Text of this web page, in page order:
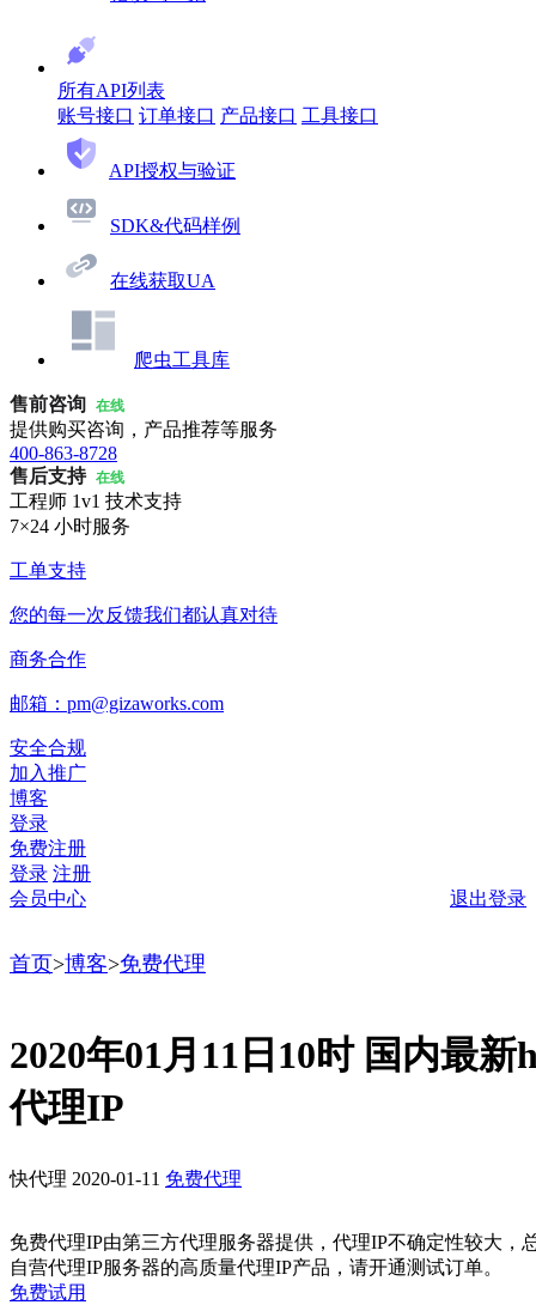
所有API列表
账号接口 订单接口 产品接口 工具接口
API授权与验证
SDK&代码样例
在线获取UA
爬虫工具库
售前咨询 在线
提供购买咨询，产品推荐等服务
400-863-8728
售后支持 在线
工程师 1v1 技术支持
7×24 小时服务
工单支持
您的每一次反馈我们都认真对待
商务合作
邮箱：pm@gizaworks.com
安全合规
加入推广
博客
登录
免费注册
登录 注册
会员中心
退出登录
首页>博客>免费代理
2020年01月11日10时 国内最
代理IP
快代理 2020-01-11 免费代理
免费代理IP由第三方代理服务器提供，代理IP不确定性较大，
自营代理IP服务器的高质量代理IP产品，请开通测试订单。
免费试用